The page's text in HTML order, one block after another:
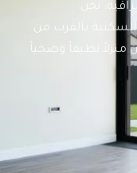
نحن
بالقرب من
منزلاً نظيفاً وصحياً